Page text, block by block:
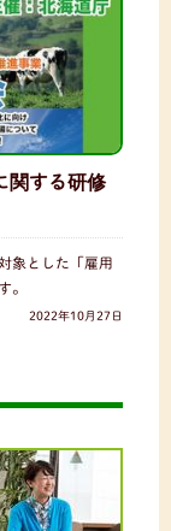
関する研修
象とした「雇用
。
2022年10月27日